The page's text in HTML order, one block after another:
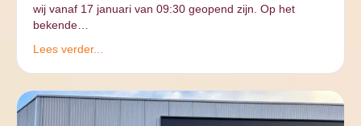
wij vanaf 17 januari van 09:30 geopend zijn. Op het
bekende…
Lees verder...